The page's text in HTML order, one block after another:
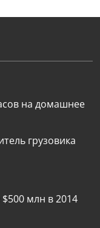
на домашнее
грузовика
млн в 2014